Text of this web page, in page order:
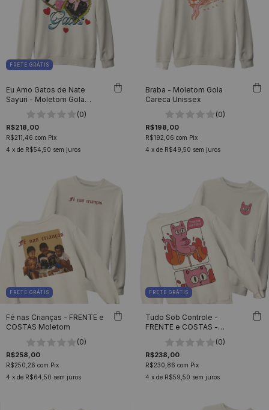
FRETE GRÁTIS
Eu Amo Gatos de Nate
Sayuri - Moletom Gola
(0)
R$218,00
R$211,46 com Pix
4 x de R$54,50 sem juros
Braba - Moletom Gola
Careca Unissex
(0)
R$198,00
R$192,06 com Pix
4 x de R$49,50 sem juros
FRETE GRÁTIS
Fé nas Crianças - FRENTE e
COSTAS Moletom
(0)
R$258,00
R$250,26 com Pix
4 x de R$64,50 sem juros
FRETE GRÁTIS
Tudo Sob Controle -
FRENTE e COSTAS -
Moletom Gola Careca
(0)
R$238,00
R$230,86 com Pix
4 x de R$59,50 sem juros